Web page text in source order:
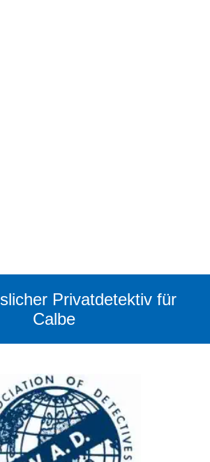
Privatdetektiv für
Calbe